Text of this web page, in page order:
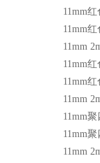
11mm红
11mm红
11mm
11mm红
11mm红
11mm
11mm聚
11mm聚
11mm